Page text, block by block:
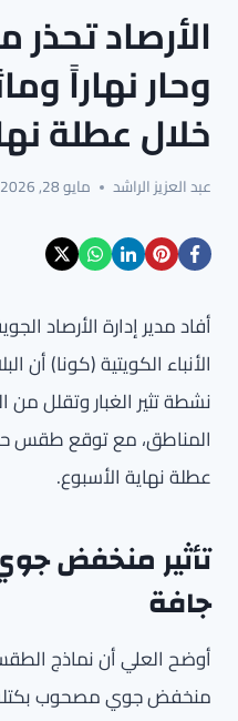
الأرصاد
وحار نهاراً
خلال عطلة
عبد العزيز الراشد مايو 28, 2026
أفاد مدير إدارة الأرصاد
الأنباء الكويتية (كونا) أن
نشطة تثير الغبار وتقلل
المناطق، مع توقع طقس حار
عطلة نهاية الأسبوع.
تأثير منخفض
جافة
أوضح العلي أن نماذج
منخفض جوي مصحوب بكتلة